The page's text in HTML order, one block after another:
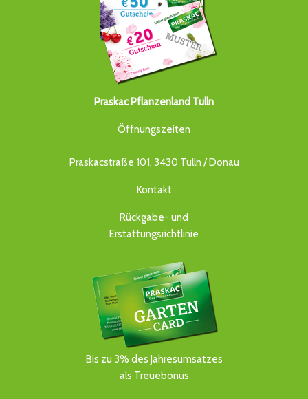
Praskac Pflanzenland Tulln
Öffnungszeiten
Praskacstraße 101, 3430 Tulln / Donau
Kontakt
Rückgabe- und
Erstattungsrichtlinie
Bis zu 3% des Jahresumsatzes
als Treuebonus